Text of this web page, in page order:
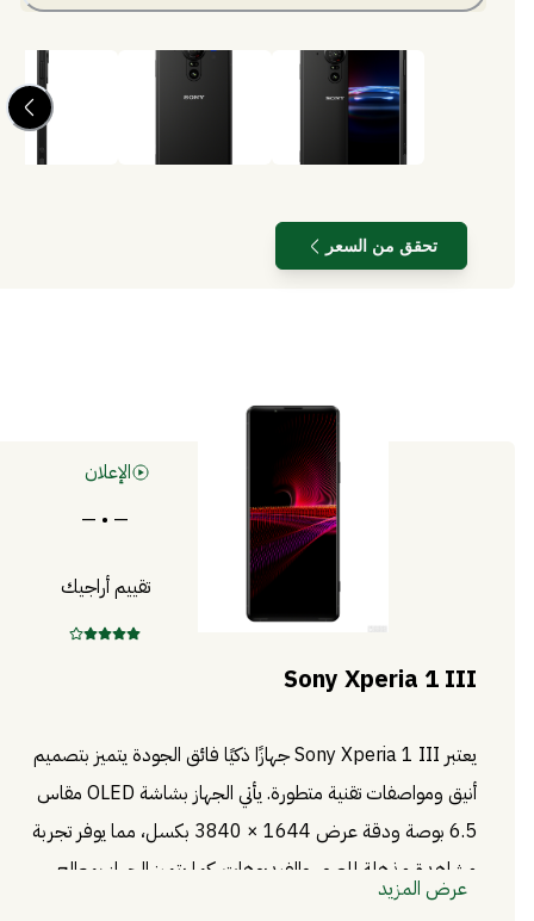
تحقق من السعر
الإعلان
— • —
تقييم أراجيك
Sony Xperia 1 III
يعتبر Sony Xperia 1 III جهازًا ذكيًا فائق الجودة يتميز بتصميم
أنيق ومواصفات تقنية متطورة. يأتي الجهاز بشاشة OLED مقاس
6.5 بوصة ودقة عرض 1644 × 3840 بكسل، مما يوفر تجربة
مشاهدة مذهلة للصور والفيديوهات. كما يتميز الجهاز بمعالج
عرض المزيد